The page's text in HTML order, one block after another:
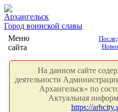
Архангельск
Город воинской славы
Меню
сайта
На данном сайте
деятельности
Архангельск» по
Актуальная
https://